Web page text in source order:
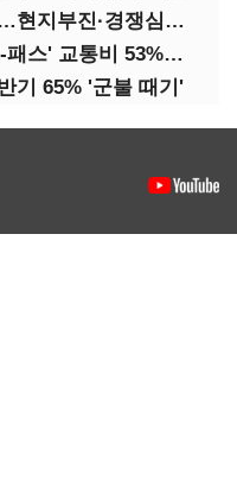
'중화권 리스크'도 고민거리…현지부진·경쟁심화·양안냉각
대중교통비 돌려받는다…'K-패스' 교통비 53%까지 환급
기 65% '군불 때기'